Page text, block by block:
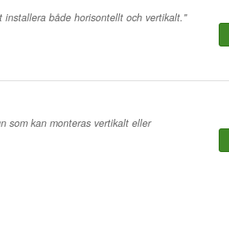
installera både horisontellt och vertikalt."
som kan monteras vertikalt eller